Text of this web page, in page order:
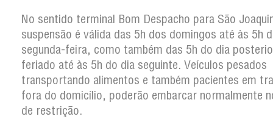
No sentido terminal Bom Despacho para São
suspensão é válida das 5h dos domingos até às 5h
segunda-feira, como também das 5h do dia
feriado até às 5h do dia seguinte. Veículos pesados
transportando alimentos e também pacientes em
fora do domicílio, poderão embarcar normalmente
de restrição.